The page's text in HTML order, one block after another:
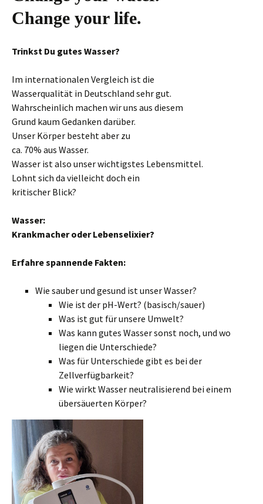
Change your life.
Trinkst Du gutes Wasser?
Im internationalen Vergleich ist die
Wasserqualität in Deutschland sehr gut.
Wahrscheinlich machen wir uns aus diesem
Grund kaum Gedanken darüber.
Unser Körper besteht aber zu
ca. 70% aus Wasser.
Wasser ist also unser wichtigstes Lebensmittel.
Lohnt sich da vielleicht doch ein
kritischer Blick?
Wasser:
Krankmacher oder Lebenselixier?
Erfahre spannende Fakten:
Wie sauber und gesund ist unser Wasser?
Wie ist der pH-Wert? (basisch/sauer)
Was ist gut für unsere Umwelt?
Was kann gutes Wasser sonst noch, und wo
liegen die Unterschiede?
Was für Unterschiede gibt es bei der
Zellverfügbarkeit?
Wie wirkt Wasser neutralisierend bei einem
übersäuerten Körper?